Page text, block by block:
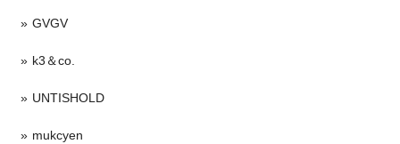
GVGV
k3＆co.
UNTISHOLD
mukcyen